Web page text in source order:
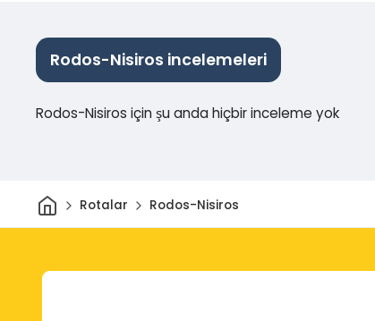
Rodos-Nisiros incelemeleri
Rodos-Nisiros için şu anda hiçbir inceleme yok
Ev Rotalar Rodos-Nisiros